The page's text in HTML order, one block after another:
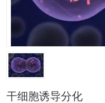
干细胞诱导分化